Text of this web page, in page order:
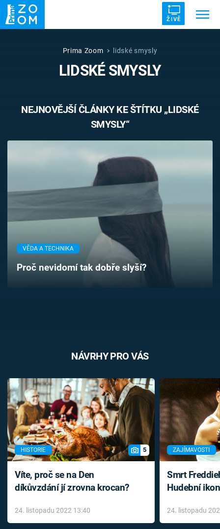
ŽIVĚ
UFO DRUHÁ SVĚTOVÁ VÁLKA
VETŘELCI DÁVNOVĚKU
TV Program
Sledujte prima+
Prima Zoom lidské smysly
LIDSKÉ SMYSLY
NEJNOVĚJŠÍ ČLÁNKY KE ŠTÍTKU „LIDSKÉ
SMYSLY“
VĚDA A TECHNIKA
Proč nevidomí tak dobře slyší?
NÁVRHY PRO VÁS
HISTORIE 5
Víte, proč se na Den
díkůvzdání jí zrovna krocan?
24. listopadu 2022 13:40
ZAJÍMAVOSTI
Smrt
Hudební
léky
24. listopadu